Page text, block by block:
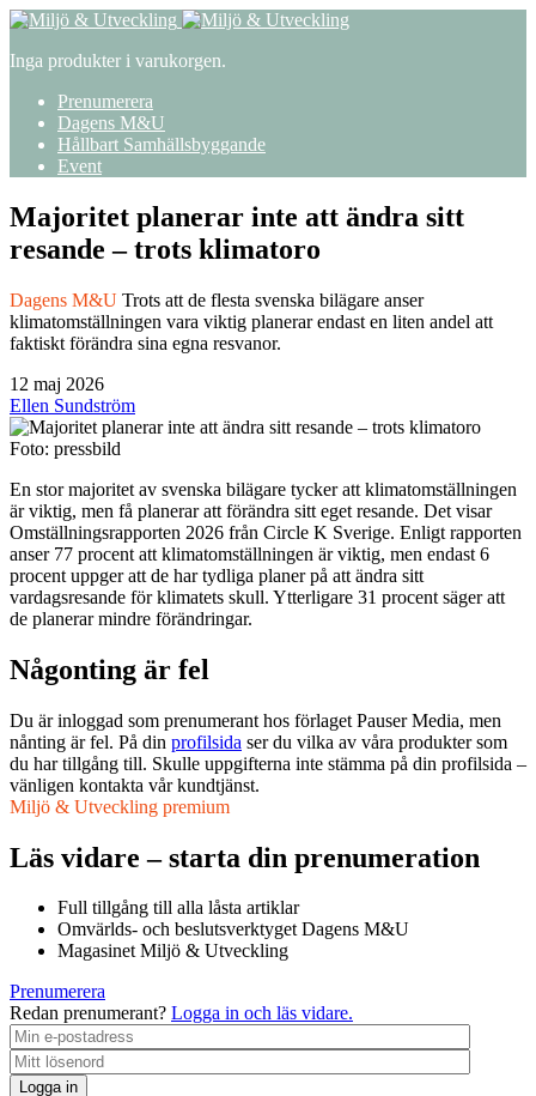
Inga produkter i varukorgen.
Prenumerera
Dagens M&U
Hållbart Samhällsbyggande
Event
Majoritet planerar inte att ändra sitt
resande – trots klimatoro
Dagens M&U Trots att de flesta svenska bilägare anser
klimatomställningen vara viktig planerar endast en liten andel att
faktiskt förändra sina egna resvanor.
12 maj 2026
Ellen Sundström
Foto: pressbild
En stor majoritet av svenska bilägare tycker att klimatomställningen
är viktig, men få planerar att förändra sitt eget resande. Det visar
Omställningsrapporten 2026 från Circle K Sverige. Enligt rapporten
anser 77 procent att klimatomställningen är viktig, men endast 6
procent uppger att de har tydliga planer på att ändra sitt
vardagsresande för klimatets skull. Ytterligare 31 procent säger att
de planerar mindre förändringar.
Någonting är fel
Du är inloggad som prenumerant hos förlaget Pauser Media, men
nånting är fel. På din profilsida ser du vilka av våra produkter som
du har tillgång till. Skulle uppgifterna inte stämma på din profilsida –
vänligen kontakta vår kundtjänst.
Miljö & Utveckling premium
Läs vidare – starta din prenumeration
Full tillgång till alla låsta artiklar
Omvärlds- och beslutsverktyget Dagens M&U
Magasinet Miljö & Utveckling
Prenumerera
Redan prenumerant? Logga in och läs vidare.
Logga in